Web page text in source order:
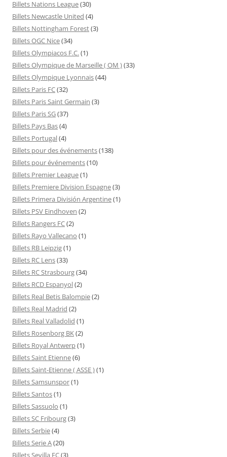
Billets Nations League(30)
Billets Newcastle United (4)
Billets Nottingham Forest(3)
Billets OGC Nice(34)
Billets Olympiacos F.C.(1)
Billets Olympique de Marseille ( OM )(33)
Billets Olympique Lyonnais(44)
Billets Paris FC(32)
Billets Paris Saint Germain (3)
Billets Paris SG(37)
Billets Pays Bas(4)
Billets Portugal(4)
Billets pour des événements(138)
Billets pour événements(10)
Billets Premier League(1)
Billets Premiere Division Espagne(3)
Billets Primera División Argentine(1)
Billets PSV Eindhoven (2)
Billets Rangers FC(2)
Billets Rayo Vallecano (1)
Billets RB Leipzig(1)
Billets RC Lens(33)
Billets RC Strasbourg(34)
Billets RCD Espanyol(2)
Billets Real Betis Balompie(2)
Billets Real Madrid (2)
Billets Real Valladolid (1)
Billets Rosenborg BK(2)
Billets Royal Antwerp(1)
Billets Saint Etienne(6)
Billets Saint-Etienne ( ASSE )(1)
Billets Samsunspor(1)
Billets Santos(1)
Billets Sassuolo (1)
Billets SC Fribourg(3)
Billets Serbie(4)
Billets Serie A(20)
Billets Sevilla FC(3)